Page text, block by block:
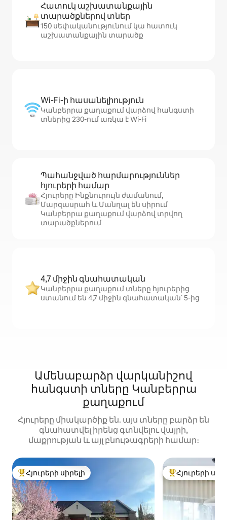
Հատուկ աշխատանքային
տարածքներով տներ
150 սեփականությունում կա հատուկ
աշխատանքային տարածք
Wi-Fi-ի հասանելիություն
Կանբերրա քաղաքում վարձով հանգստի
տներից 230-ում առկա է Wi-Fi
Պահանջված հարմարություններ
հյուրերի համար
Հյուրերը Ինքնուրույն ժամանում,
Մարզասրահ և Մանղալ են սիրում
Կանբերրա քաղաքում վարձով տրվող
տարածքներում
4,7 միջին գնահատական
Կանբերրա քաղաքում տները հյուրերից
ստանում են 4,7 միջին գնահատական՝ 5-ից
Ամենաբարձր վարկանիշով
հանգստի տները Կանբերրա
քաղաքում
Հյուրերը միակարծիք են. այս տները բարձր են
գնահատվել իրենց գտնվելու վայրի,
մաքրության և այլ բնութագրերի համար։
Հյուրերի սիրելի լավագույն տները
Հյուրերի սիրելի Հյուրերի
Հյուրերի